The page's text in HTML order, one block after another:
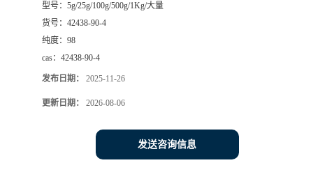
型号： 5g/25g/100g/500g/1Kg/大量
货号： 42438-90-4
纯度： 98
cas： 42438-90-4
发布日期： 2025-11-26
更新日期： 2026-08-06
发送咨询信息